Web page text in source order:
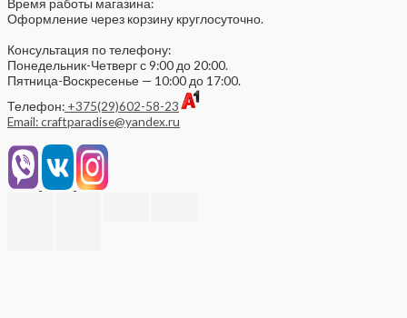
Время работы магазина:
Оформление через корзину круглосуточно.
Консультация по телефону:
Понедельник-Четверг с 9:00 до 20:00.
Пятница-Воскресенье — 10:00 до 17:00.
Телефон: +375(29)602-58-23
Email: craftparadise@yandex.ru